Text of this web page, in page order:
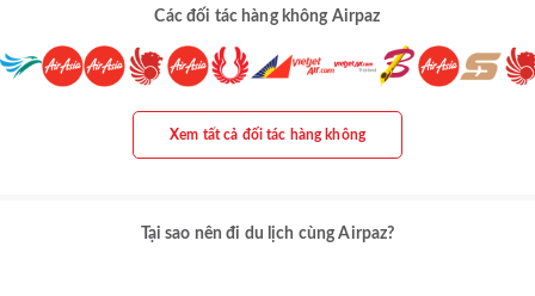
Các đối tác hàng không Airpaz
Xem tất cả đối tác hàng không
Tại sao nên đi du lịch cùng Airpaz?